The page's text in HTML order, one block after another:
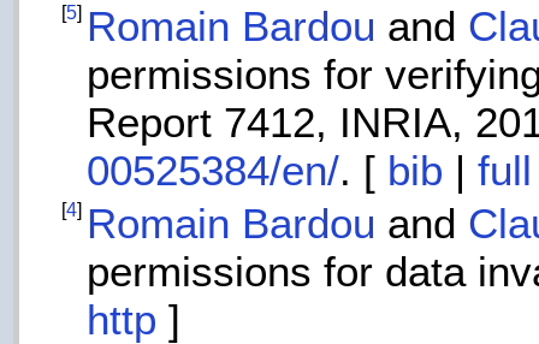
[5] Romain Bardou and
permissions for
Report 7412, INRIA,
00525384/en/. [ bib |
[4] Romain Bardou and
permissions for data
http ]